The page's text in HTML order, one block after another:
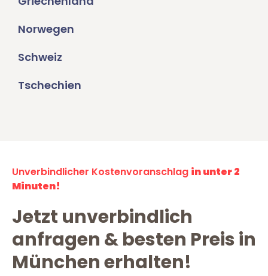
Norwegen
Schweiz
Tschechien
Unverbindlicher Kostenvoranschlag in unter 2
Minuten!
Jetzt unverbindlich
anfragen & besten Preis in
München erhalten!